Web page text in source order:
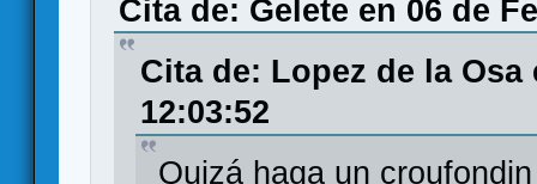
Cita de: Gelete en 06 de
Cita de: Lopez de la Osa
12:03:52
Quizá haga un